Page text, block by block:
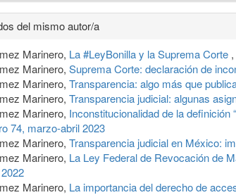
del mismo autor/a
Marinero, La #LeyBonilla y la Suprema Corte ,
Marinero, Suprema Corte: declaración de
Marinero, Transparencia: algo más que
Marinero, Transparencia judicial: algunas
Marinero, Inconstitucionalidad de la
74, marzo-abril 2023
Marinero, Transparencia judicial en México:
Marinero, La Ley Federal de Revocación de
Marinero, La importancia del derecho de